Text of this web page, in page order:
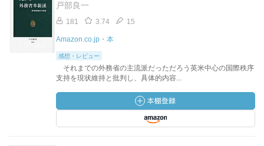
戸部良一
181 3.74 15
Amazon.co.jp・本
感想・レビュー
それまでの外務省の主流派だっただろう英米中心の国際秩序
支持を現状維持と批判し、具体的内容...